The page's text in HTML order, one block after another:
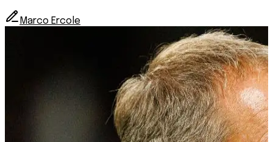
Marco Ercole